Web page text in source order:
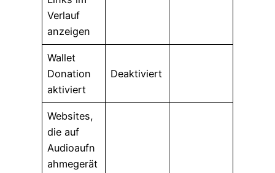
Verlauf
anzeigen
Wallet
Donation
aktiviert
Deaktiviert
Websites,
die auf
Audioaufn
ahmegerät